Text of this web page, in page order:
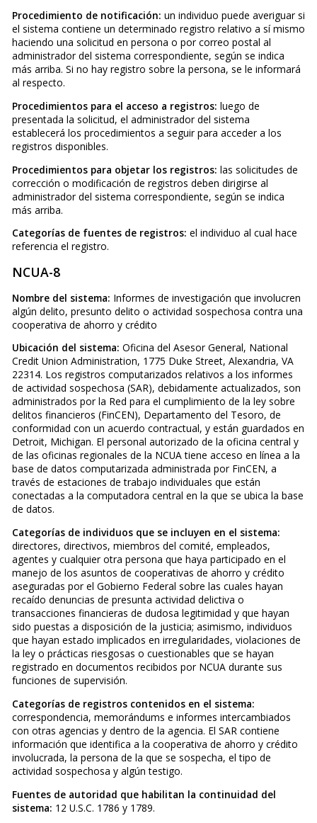
Procedimiento de notificación: un individuo puede averiguar si
el sistema contiene un determinado registro relativo a sí mismo
haciendo una solicitud en persona o por correo postal al
administrador del sistema correspondiente, según se indica
más arriba. Si no hay registro sobre la persona, se le informará
al respecto.
Procedimientos para el acceso a registros: luego de
presentada la solicitud, el administrador del sistema
establecerá los procedimientos a seguir para acceder a los
registros disponibles.
Procedimientos para objetar los registros: las solicitudes de
corrección o modificación de registros deben dirigirse al
administrador del sistema correspondiente, según se indica
más arriba.
Categorías de fuentes de registros: el individuo al cual hace
referencia el registro.
NCUA-8
Nombre del sistema: Informes de investigación que involucren
algún delito, presunto delito o actividad sospechosa contra una
cooperativa de ahorro y crédito
Ubicación del sistema: Oficina del Asesor General, National
Credit Union Administration, 1775 Duke Street, Alexandria, VA
22314. Los registros computarizados relativos a los informes
de actividad sospechosa (SAR), debidamente actualizados, son
administrados por la Red para el cumplimiento de la ley sobre
delitos financieros (FinCEN), Departamento del Tesoro, de
conformidad con un acuerdo contractual, y están guardados en
Detroit, Michigan. El personal autorizado de la oficina central y
de las oficinas regionales de la NCUA tiene acceso en línea a la
base de datos computarizada administrada por FinCEN, a
través de estaciones de trabajo individuales que están
conectadas a la computadora central en la que se ubica la base
de datos.
Categorías de individuos que se incluyen en el sistema:
directores, directivos, miembros del comité, empleados,
agentes y cualquier otra persona que haya participado en el
manejo de los asuntos de cooperativas de ahorro y crédito
aseguradas por el Gobierno Federal sobre las cuales hayan
recaído denuncias de presunta actividad delictiva o
transacciones financieras de dudosa legitimidad y que hayan
sido puestas a disposición de la justicia; asimismo, individuos
que hayan estado implicados en irregularidades, violaciones de
la ley o prácticas riesgosas o cuestionables que se hayan
registrado en documentos recibidos por NCUA durante sus
funciones de supervisión.
Categorías de registros contenidos en el sistema:
correspondencia, memorándums e informes intercambiados
con otras agencias y dentro de la agencia. El SAR contiene
información que identifica a la cooperativa de ahorro y crédito
involucrada, la persona de la que se sospecha, el tipo de
actividad sospechosa y algún testigo.
Fuentes de autoridad que habilitan la continuidad del
sistema: 12 U.S.C. 1786 y 1789.